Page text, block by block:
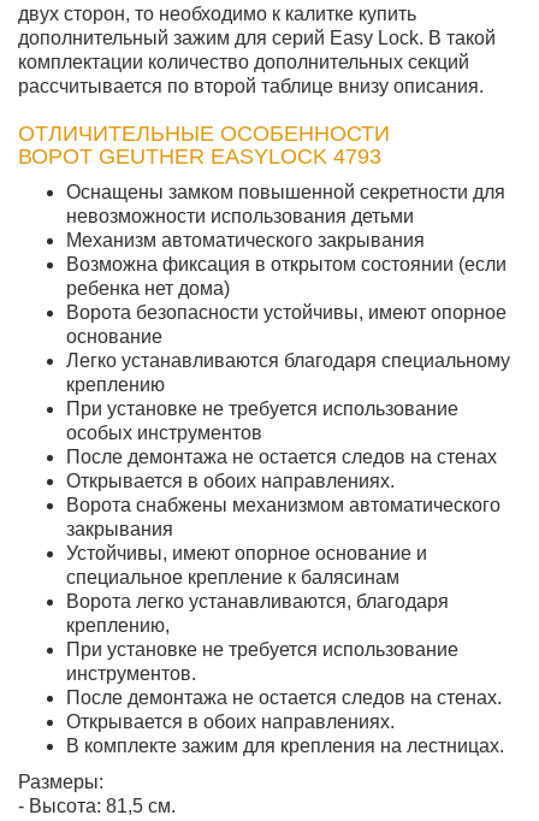
двух сторон, то необходимо к калитке купить
дополнительный зажим для серий Easy Lock. В такой
комплектации количество дополнительных секций
рассчитывается по второй таблице внизу описания.
ОТЛИЧИТЕЛЬНЫЕ ОСОБЕННОСТИ
ВОРОТ GEUTHER EASYLOCK 4793
Оснащены замком повышенной секретности для
невозможности использования детьми
Механизм автоматического закрывания
Возможна фиксация в открытом состоянии (если
ребенка нет дома)
Ворота безопасности устойчивы, имеют опорное
основание
Легко устанавливаются благодаря специальному
креплению
При установке не требуется использование
особых инструментов
После демонтажа не остается следов на стенах
Открывается в обоих направлениях.
Ворота снабжены механизмом автоматического
закрывания
Устойчивы, имеют опорное основание и
специальное крепление к балясинам
Ворота легко устанавливаются, благодаря
креплению,
При установке не требуется использование
инструментов.
После демонтажа не остается следов на стенах.
Открывается в обоих направлениях.
В комплекте зажим для крепления на лестницах.
Размеры:
- Высота: 81,5 см.